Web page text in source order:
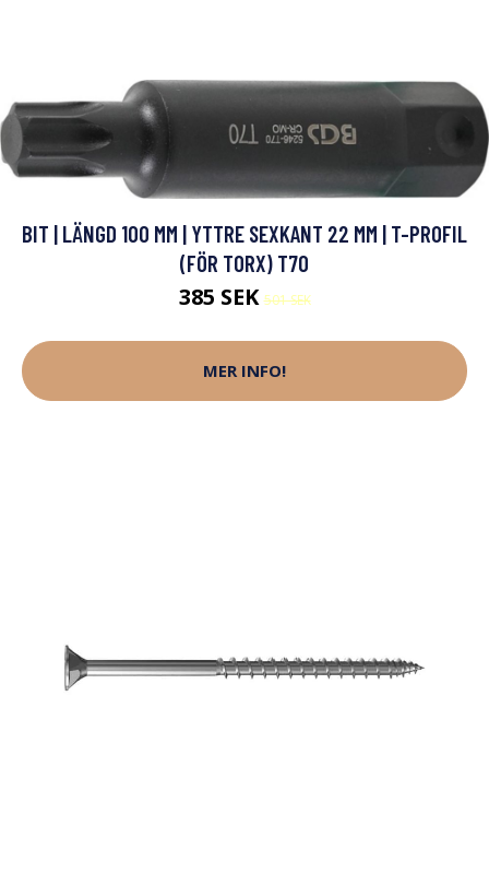
BIT | LÄNGD 100 MM | YTTRE SEXKANT 22 MM | T-PROFIL
(FÖR TORX) T70
385 SEK501 SEK
MER INFO!